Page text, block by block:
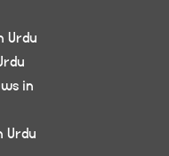
Urdu
in
Urdu